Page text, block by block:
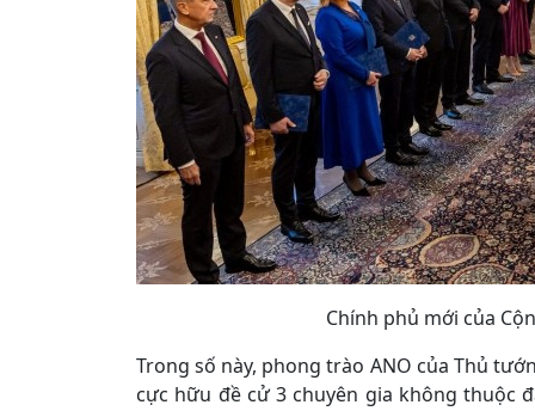
Chính phủ mới của
Trong số này, phong trào ANO của Thủ
cực hữu đề cử 3 chuyên gia không thuộc